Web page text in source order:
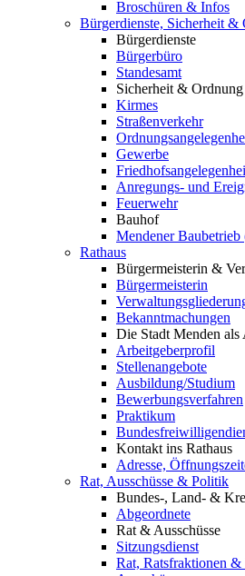
Broschüren & Infos
Bürgerdienste, Sicherheit &
Bürgerdienste
Bürgerbüro
Standesamt
Sicherheit & Ordnung
Kirmes
Straßenverkehr
Gewerbe
Anregungs- und
Feuerwehr
Bauhof
Mendener
Rathaus
Bürgermeisterin &
Bürgermeisterin
Bekanntmachungen
Die Stadt Menden als
Arbeitgeberprofil
Stellenangebote
Ausbildung/Studium
Bewerbungsverfahren
Praktikum
Kontakt ins Rathaus
Adresse,
Rat, Ausschüsse & Politik
Bundes-, Land- &
Abgeordnete
Rat & Ausschüsse
Sitzungsdienst
Rat, Ratsfraktionen &